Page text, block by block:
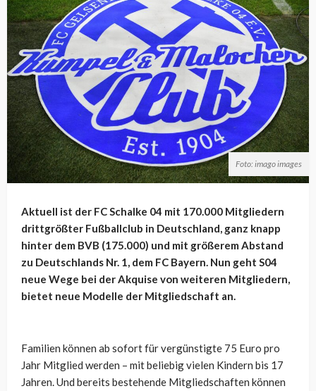
Foto: imago images
Aktuell ist der FC Schalke 04 mit 170.000 Mitgliedern
drittgrößter Fußballclub in Deutschland, ganz knapp
hinter dem BVB (175.000) und mit größerem Abstand
zu Deutschlands Nr. 1, dem FC Bayern. Nun geht S04
neue Wege bei der Akquise von weiteren Mitgliedern,
bietet neue Modelle der Mitgliedschaft an.
Familien können ab sofort für vergünstigte 75 Euro pro
Jahr Mitglied werden – mit beliebig vielen Kindern bis 17
Jahren. Und bereits bestehende Mitgliedschaften können